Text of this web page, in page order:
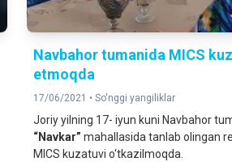
Navbahor tumanida MICS
etmoqda
17/06/2021 • So'nggi yangiliklar
Joriy yilning 17- iyun kuni Navbahor
“Navkar” mahallasida tanlab olingan
MICS kuzatuvi o‘tkazilmoqda.